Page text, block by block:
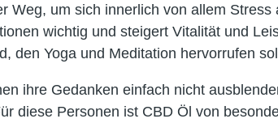
Weg, um sich innerlich von allem
wichtig und steigert Vitalität und
den Yoga und Meditation hervorrufen
ihre Gedanken einfach nicht
diese Personen ist CBD Öl von